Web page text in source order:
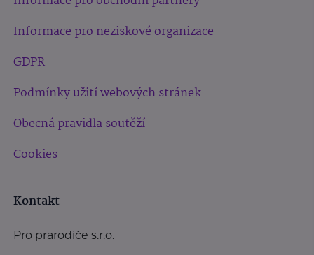
Informace pro neziskové organizace
GDPR
Podmínky užití webových stránek
Obecná pravidla soutěží
Cookies
Kontakt
Pro prarodiče s.r.o.